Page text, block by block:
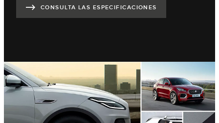
CONSULTA LAS ESPECIFICACIONES